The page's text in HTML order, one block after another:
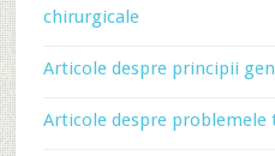
chirurgicale
Articole despre principii
Articole despre problemele